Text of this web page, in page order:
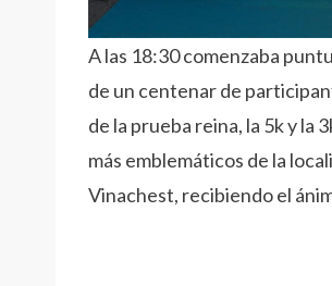
A las 18:30 comenzaba
de un centenar de
de la prueba reina, la 5k y
más emblemáticos de la
Vinachest, recibiendo el